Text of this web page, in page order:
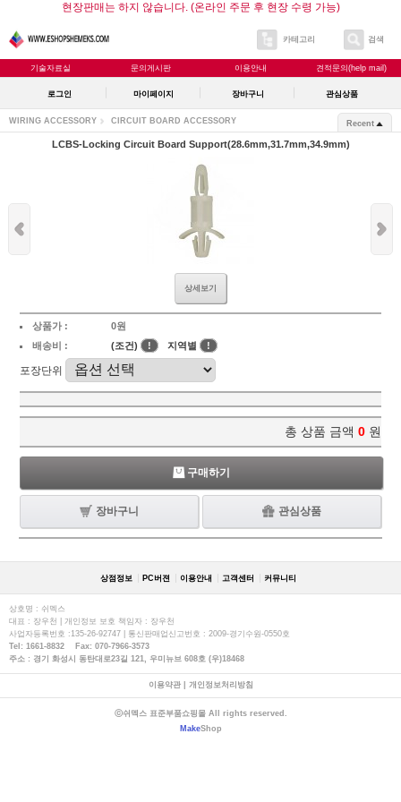
현장판매는 하지 않습니다. (온라인 주문 후 현장 수령 가능)
카테고리 검색
기술자료실 문의게시판 이용안내 견적문의(help mail)
로그인 마이페이지 장바구니 관심상품
WIRING ACCESSORY CIRCUIT BOARD ACCESSORY Recent
LCBS-Locking Circuit Board Support(28.6mm,31.7mm,34.9mm)
상세보기
상품가 :
0원
배송비 :
(조건) ! 지역별 !
포장단위
총 상품 금액 0 원
구매하기
장바구니 관심상품
상점정보 PC버젼 이용안내 고객센터 커뮤니티
상호명 : 쉬멕스
대표 : 장우천 | 개인정보 보호 책임자 : 장우천
사업자등록번호 :135-26-92747 | 통신판매업신고번호 : 2009-경기수원-0550호
Tel: 1661-8832 Fax: 070-7966-3573
주소 : 경기 화성시 동탄대로23길 121, 우미뉴브 608호 (우)18468
이용약관| 개인정보처리방침
ⓒ쉬멕스 표준부품쇼핑몰 All rights reserved.
MakeShop